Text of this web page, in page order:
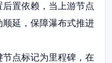
置依赖，当上游节点
延，保障瀑布式推进
节点标记为里程碑，在